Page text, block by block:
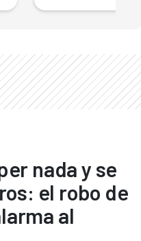
nada y se
el robo de
al